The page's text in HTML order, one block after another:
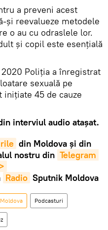
a preveni acest
și reevalueze metodele
o au cu odraslele lor.
și copil este esențială
Poliția a înregistrat
sexuală pe
45 de cauze
interviul audio atașat.
din Moldova și din
nostru din Telegram
Radio Sputnik Moldova
Podcasturi